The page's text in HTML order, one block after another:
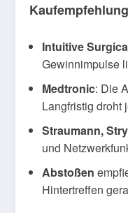
Intuitive
Gewinnimpulse
Medtronic: Die
Langfristig droht
Straumann,
und
Abstoßen
Hintertreffen